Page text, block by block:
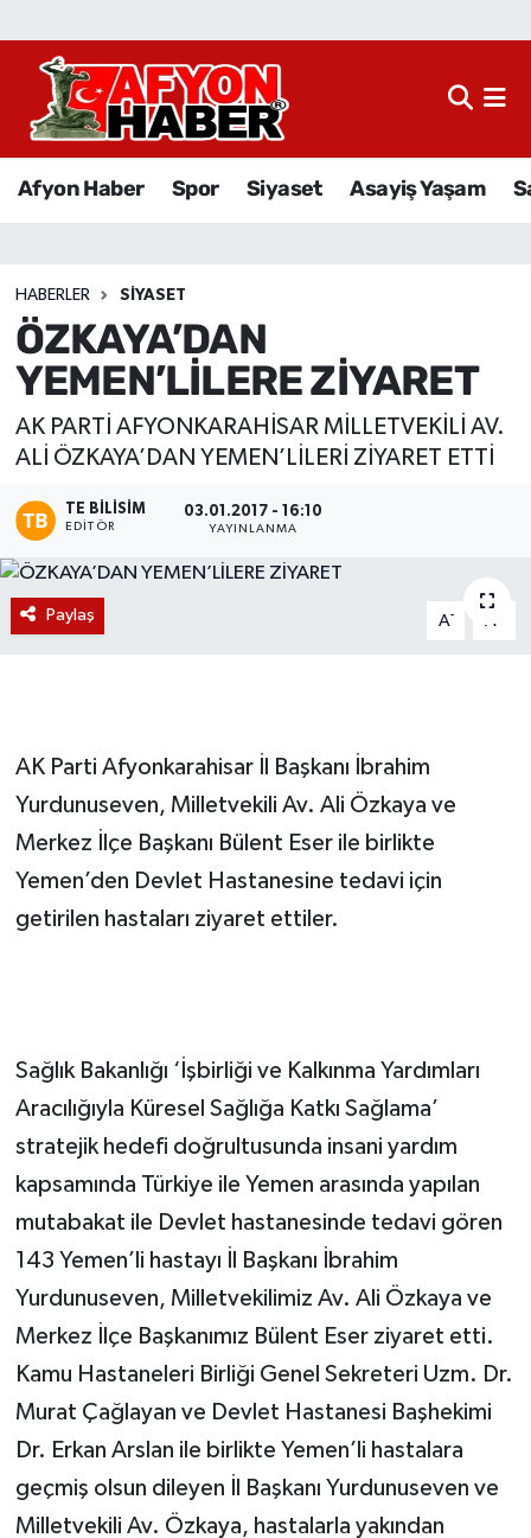
Afyon Haber Spor Siyaset Asayiş Yaşam
HABERLER SIYASET
ÖZKAYA’DAN
YEMEN’LİLERE ZİYARET
AK PARTİ AFYONKARAHİSAR MİLLETVEKİLİ AV.
ALİ ÖZKAYA’DAN YEMEN’LİLERİ ZİYARET ETTİ
TE BILISIM
EDITÖR
03.01.2017 - 16:10
YAYINLANMA
Paylaş A- A
AK Parti Afyonkarahisar İl Başkanı İbrahim
Yurdunuseven, Milletvekili Av. Ali Özkaya ve
Merkez İlçe Başkanı Bülent Eser ile birlikte
Yemen’den Devlet Hastanesine tedavi için
getirilen hastaları ziyaret ettiler.
Sağlık Bakanlığı ‘İşbirliği ve Kalkınma Yardımları
Aracılığıyla Küresel Sağlığa Katkı Sağlama’
stratejik hedefi doğrultusunda insani yardım
kapsamında Türkiye ile Yemen arasında yapılan
mutabakat ile Devlet hastanesinde tedavi gören
143 Yemen’li hastayı İl Başkanı İbrahim
Yurdunuseven, Milletvekilimiz Av. Ali Özkaya ve
Merkez İlçe Başkanımız Bülent Eser ziyaret etti.
Kamu Hastaneleri Birliği Genel Sekreteri Uzm. Dr.
Murat Çağlayan ve Devlet Hastanesi Başhekimi
Dr. Erkan Arslan ile birlikte Yemen’li hastalara
geçmiş olsun dileyen İl Başkanı Yurdunuseven ve
Milletvekili Av. Özkaya, hastalarla yakından
Afyon Haber
Sağlık
Eğitim
Sivil Toplum
Ekonomi
Magazin
Etkinlikler